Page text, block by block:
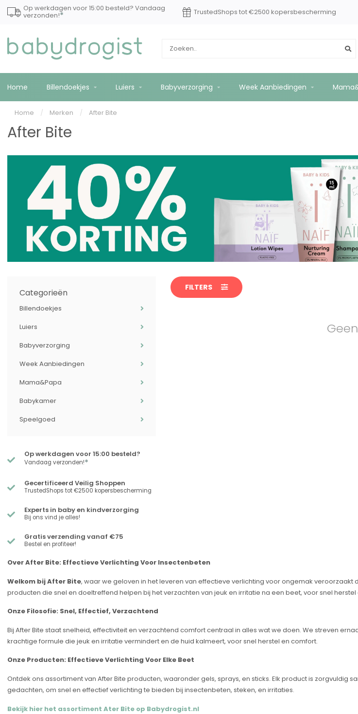
Op werkdagen voor 15:00 besteld? Vandaag
verzonden!* TrustedShops tot €2500 kopersbescherming
Home Billendoekjes Luiers Babyverzorging Week Aanbiedingen
Home / Merken / After Bite
After Bite
Categorieën
Billendoekjes
Luiers
Babyverzorging
Week Aanbiedingen
Mama&Papa
Babykamer
Speelgoed
Op werkdagen voor 15:00 besteld?
Vandaag verzonden!*
Gecertificeerd Veilig Shoppen
TrustedShops tot €2500 kopersbescherming
Experts in baby en kindverzorging
Bij ons vind je alles!
Gratis verzending vanaf €75
Bestel en profiteer!
FILTERS
Over After Bite: Effectieve Verlichting Voor Insectenbeten
Welkom bij After Bite, waar we geloven in het leveren van effectieve verlichting voor ongemak
producten die snel en doeltreffend helpen bij het verzachten van jeuk en irritatie na een beet, voor snel herstel
Onze Filosofie: Snel, Effectief, Verzachtend
Bij After Bite staat snelheid, effectiviteit en verzachtend comfort centraal in alles wat we doen. We streven
krachtige formule die jeuk en irritatie vermindert en de huid kalmeert, voor snel herstel en comfort.
Onze Producten: Effectieve Verlichting Voor Elke Beet
Ontdek ons assortiment van After Bite producten, waaronder gels, sprays, en sticks. Elk product is
gedachten, om snel en effectief verlichting te bieden bij insectenbeten, steken, en irritaties.
Bekijk hier het assortiment Ater Bite op Babydrogist.nl